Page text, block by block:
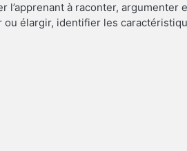
l’apprenant à raconter, argumenter
élargir, identifier les